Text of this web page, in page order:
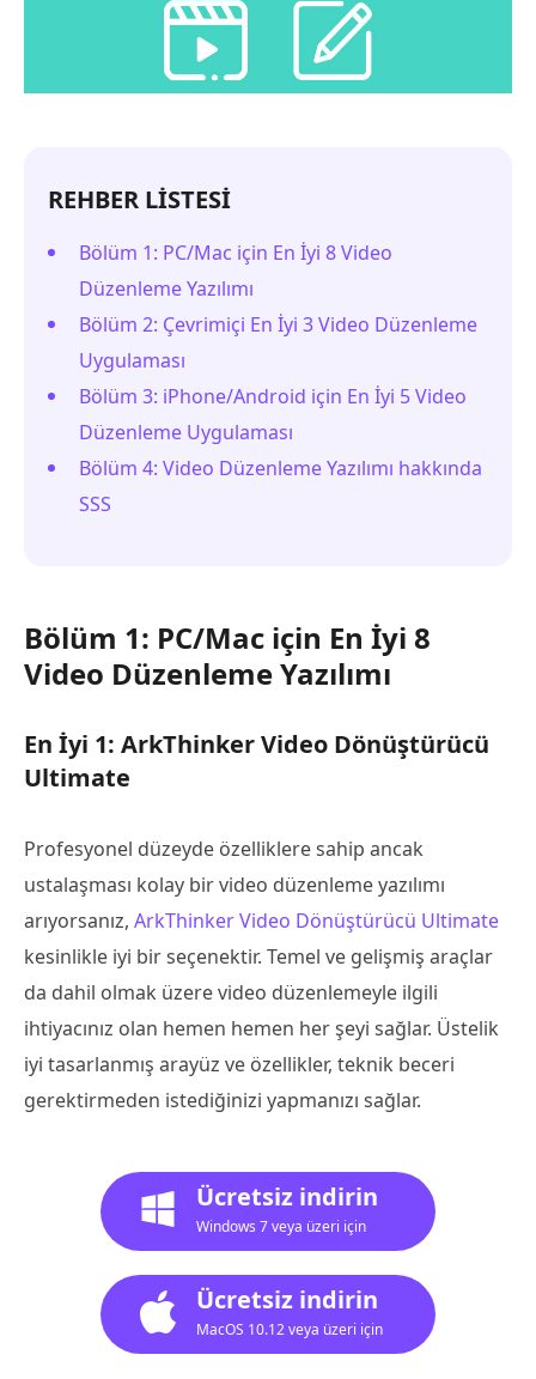
REHBER LİSTESİ
Bölüm 1: PC/Mac için En İyi 8 Video
Düzenleme Yazılımı
Bölüm 2: Çevrimiçi En İyi 3 Video Düzenleme
Uygulaması
Bölüm 3: iPhone/Android için En İyi 5 Video
Düzenleme Uygulaması
Bölüm 4: Video Düzenleme Yazılımı hakkında
SSS
Bölüm 1: PC/Mac için En İyi 8
Video Düzenleme Yazılımı
En İyi 1: ArkThinker Video Dönüştürücü
Ultimate
Profesyonel düzeyde özelliklere sahip ancak
ustalaşması kolay bir video düzenleme yazılımı
arıyorsanız, ArkThinker Video Dönüştürücü Ultimate
kesinlikle iyi bir seçenektir. Temel ve gelişmiş araçlar
da dahil olmak üzere video düzenlemeyle ilgili
ihtiyacınız olan hemen hemen her şeyi sağlar. Üstelik
iyi tasarlanmış arayüz ve özellikler, teknik beceri
gerektirmeden istediğinizi yapmanızı sağlar.
Ücretsiz indirin
Windows 7 veya üzeri için
Ücretsiz indirin
MacOS 10.12 veya üzeri için